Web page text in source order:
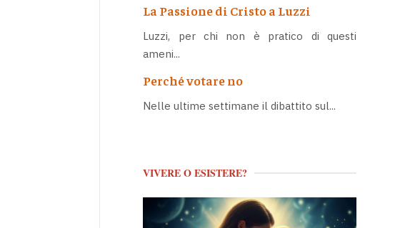
La Passione di Cristo a Luzzi
Luzzi, per chi non è pratico di questi
ameni...
Perché votare no
Nelle ultime settimane il dibattito sul...
VIVERE O ESISTERE?